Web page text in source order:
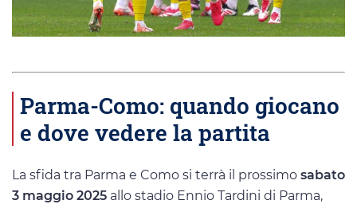
Parma-Como: quando giocano
e dove vedere la partita
La sfida tra Parma e Como si terrà il prossimo sabato
3 maggio 2025 allo stadio Ennio Tardini di Parma,